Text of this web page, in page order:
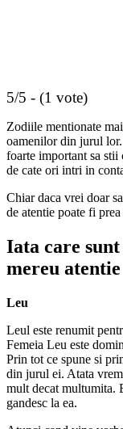
5/5 - (1 vote)
Zodiile mentionate
oamenilor din jurul
foarte important sa stii
de cate ori intri in
Chiar daca vrei doar
de atentie poate fi
Iata care
mereu atentie
Leu
Leul este renumit
Femeia Leu este
Prin tot ce spune si
din jurul ei. Atata
mult decat multumita.
gandesc la ea.